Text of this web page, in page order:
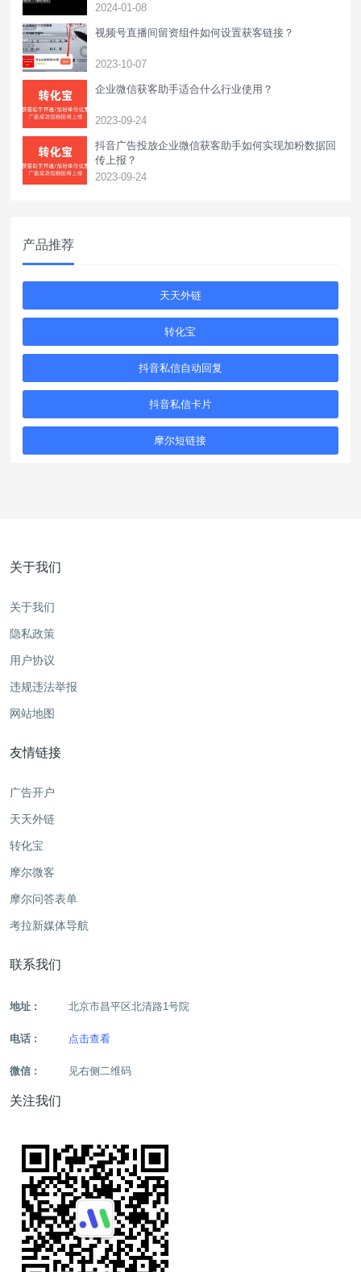
2024-01-08
视频号直播间留资组件如何设置获客链接？
2023-10-07
企业微信获客助手适合什么行业使用？
2023-09-24
抖音广告投放企业微信获客助手如何实现加粉数据回
传上报？
2023-09-24
产品推荐
天天外链
转化宝
抖音私信自动回复
抖音私信卡片
摩尔短链接
关于我们
关于我们
隐私政策
用户协议
违规违法举报
网站地图
友情链接
广告开户
天天外链
转化宝
摩尔微客
摩尔问答表单
考拉新媒体导航
联系我们
地址 : 北京市昌平区北清路1号院
电话 : 点击查看
微信 : 见右侧二维码
关注我们